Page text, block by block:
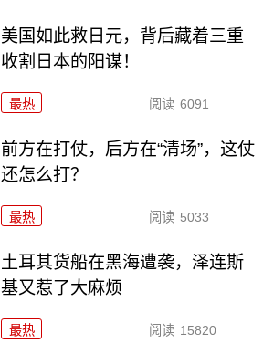
美国如此救日元，背后藏着三重
收割日本的阳谋！
最热 阅读 6091
前方在打仗，后方在“清场”，这仗
还怎么打？
最热 阅读 5033
土耳其货船在黑海遭袭，泽连斯
基又惹了大麻烦
最热 阅读 15820